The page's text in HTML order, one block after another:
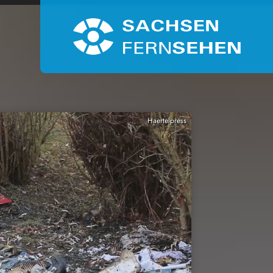
Haertelpress